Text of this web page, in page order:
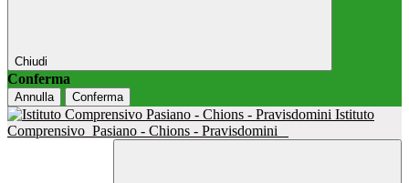
Chiudi
Conferma
Annulla Conferma
Istituto
Comprensivo Pasiano - Chions - Pravisdomini